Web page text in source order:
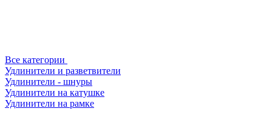
Все категории
Удлинители и разветвители
Удлинители - шнуры
Удлинители на катушке
Удлинители на рамке